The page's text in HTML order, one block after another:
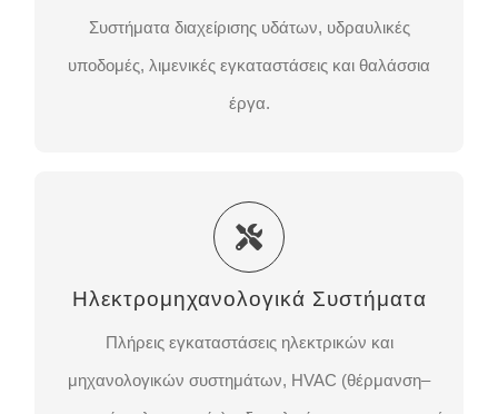
Συστήματα διαχείρισης υδάτων, υδραυλικές
υποδομές, λιμενικές εγκαταστάσεις και θαλάσσια
έργα.
έργα.
Ηλεκτρομηχανολογικά Συστήματα
Πλήρεις εγκαταστάσεις ηλεκτρικών και
μηχανολογικών συστημάτων, HVAC (θέρμανση–
Ηλεκτρομηχανολογικά Συστήματα
Πλήρεις εγκαταστάσεις ηλεκτρικών και
μηχανολογικών συστημάτων, HVAC (θέρμανση–
αερισμός–κλιματισμός), υδραυλικά και αυτοματισμοί
κτιρίων.